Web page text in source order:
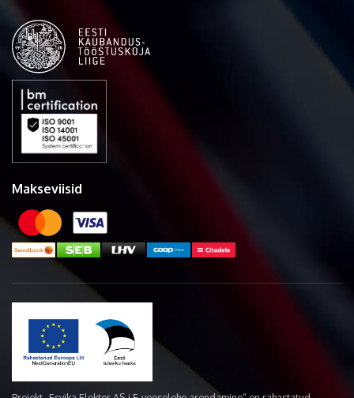
Makseviisid